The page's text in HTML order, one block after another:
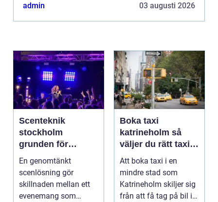
admin
03 augusti 2026
Scenteknik
stockholm
grunden för
lyckade
evenemang
En genomtänkt
scenlösning gör
skillnaden mellan ett
evenemang som
Boka taxi
katrineholm så
väljer du rätt taxi
för trygga resor
Att boka taxi i en
mindre stad som
Katrineholm skiljer sig
från att få tag på bil i